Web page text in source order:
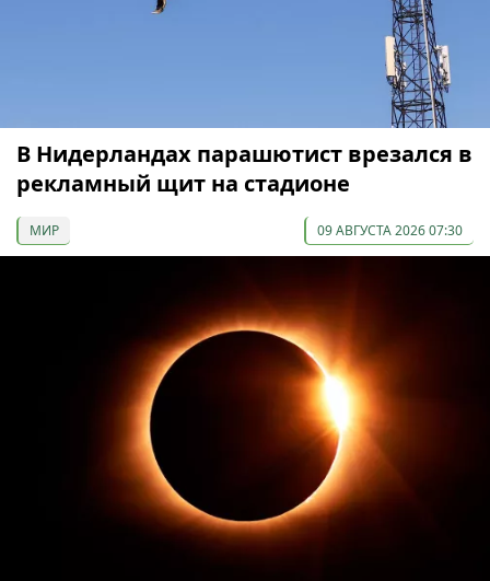
В Нидерландах парашютист врезался в
рекламный щит на стадионе
МИР 09 АВГУСТА 2026 07:30